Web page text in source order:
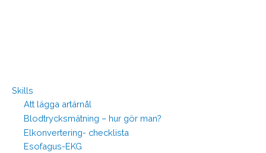
Skills
Att lägga artärnål
Blodtrycksmätning – hur gör man?
Elkonvertering- checklista
Esofagus-EKG